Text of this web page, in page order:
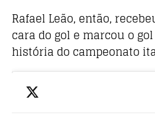
Rafael Leão, então,
cara do gol e marcou o
história do campeonato